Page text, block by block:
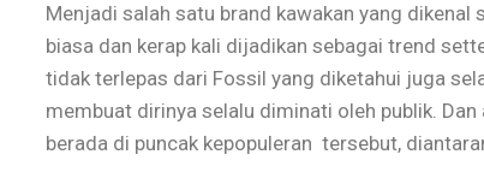
Menjadi salah satu brand kawakan yang
biasa dan kerap kali dijadikan sebagai trend
tidak terlepas dari Fossil yang diketahui juga
membuat dirinya selalu diminati oleh publik.
berada di puncak kepopuleran tersebut,